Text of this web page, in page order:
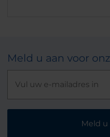
Meld u aan voor
Meld u